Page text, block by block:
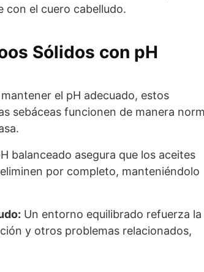
con el cuero cabelludo.
Sólidos con pH
mantener el pH adecuado, estos
sebáceas funcionen de manera
balanceado asegura que los aceites
por completo, manteniéndolo
Un entorno equilibrado refuerza la
y otros problemas relacionados,